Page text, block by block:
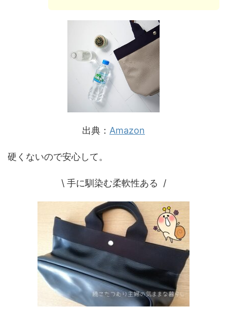
出典： Amazon
硬くないので安心して。
\ 手に馴染む柔軟性ある /